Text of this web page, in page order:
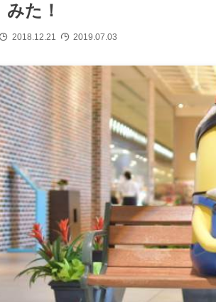
みた！
2018.12.21 2019.07.03